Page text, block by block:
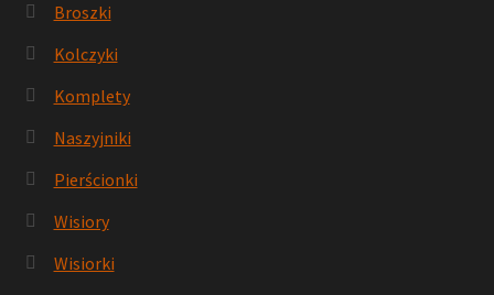
Broszki
Kolczyki
Komplety
Naszyjniki
Pierścionki
Wisiory
Wisiorki